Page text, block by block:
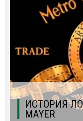
ИСТОРИЯ
MAYER